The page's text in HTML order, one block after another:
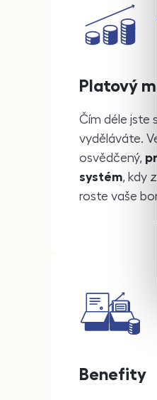
Platový
Čím déle jste
vyděláváte.
osvědčený,
systém, kdy
roste vaše
Benefity